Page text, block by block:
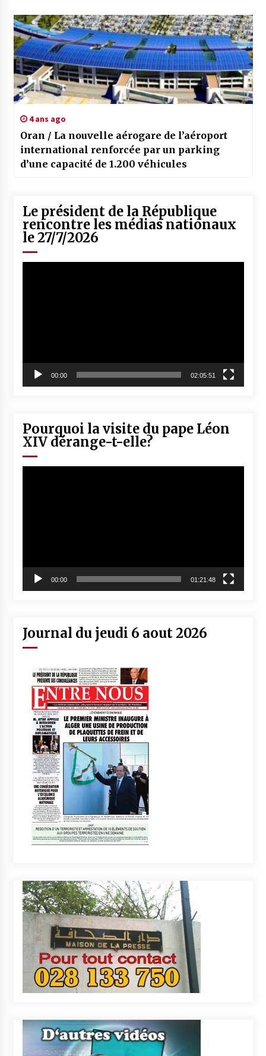
4 ans ago
Oran / La nouvelle aérogare de l’aéroport
international renforcée par un parking
d’une capacité de 1.200 véhicules
Le président de la République
rencontre les médias nationaux
le 27/7/2026
00:00 02:05:51
Pourquoi la visite du pape Léon
XIV dérange-t-elle?
00:00 01:21:48
Journal du jeudi 6 aout 2026